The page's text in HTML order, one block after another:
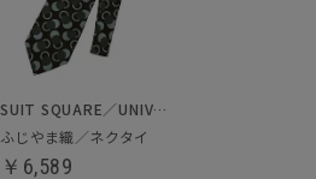
SUIT SQUARE／UNIVERSAL LANGUAGE
ふじやま織／ネクタイ
￥6,589